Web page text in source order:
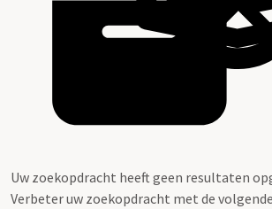
Uw zoekopdracht heeft geen resultaten
Verbeter uw zoekopdracht met de